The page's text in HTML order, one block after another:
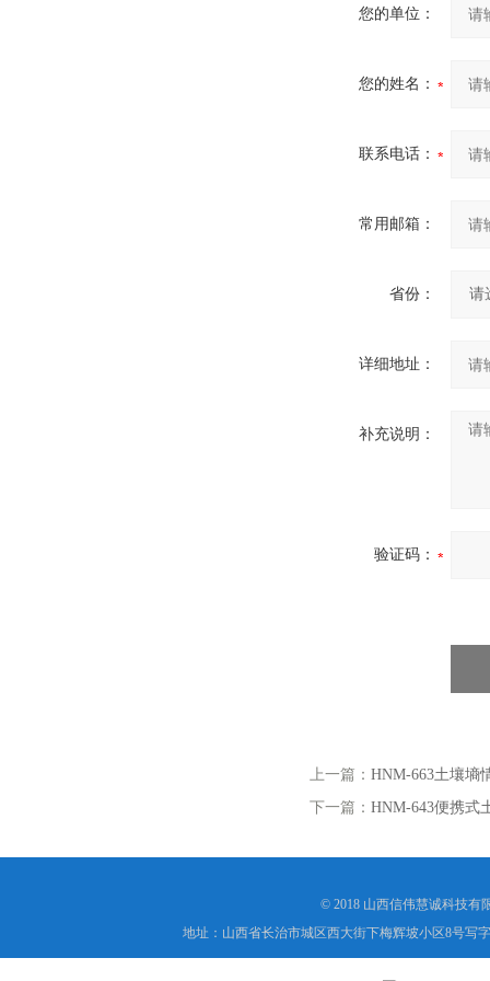
您的单位：
您的姓名：
联系电话：
常用邮箱：
省份：
详细地址：
补充说明：
验证码：
上一篇： HNM-663土壤墒
下一篇： HNM-643便携式
© 2018 山西信伟慧诚科技有
地址：山西省长治市城区西大街下梅辉坡小区8号写